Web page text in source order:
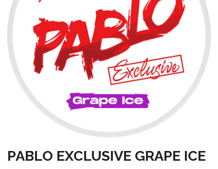
PABLO EXCLUSIVE GRAPE ICE